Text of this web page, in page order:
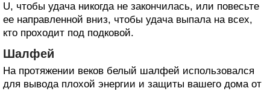
U, чтобы удача никогда не закончилась, или повесьте
ее направленной вниз, чтобы удача выпала на всех,
кто проходит под подковой.
Шалфей
На протяжении веков белый шалфей использовался
для вывода плохой энергии и защиты вашего дома от